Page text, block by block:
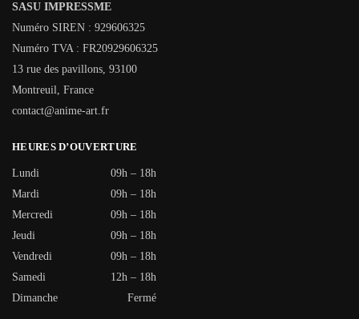
SASU IMPRESSME
Numéro SIREN : 929606325
Numéro TVA : FR20929606325
13 rue des pavillons, 93100
Montreuil, France
contact@anime-art.fr
HEURES D’OUVERTURE
Lundi
09h – 18h
Mardi
09h – 18h
Mercredi
09h – 18h
Jeudi
09h – 18h
Vendredi
09h – 18h
Samedi
12h – 18h
Dimanche
Fermé